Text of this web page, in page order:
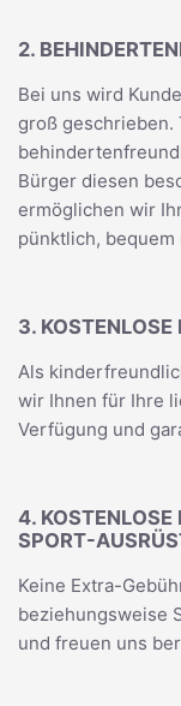
2.
Bei uns wird
groß geschrieben.
Bürger diesen
ermöglichen wir
pünktlich,
3. KOSTENLOSE
Als
wir Ihnen für Ihre
Verfügung und
4. KOSTENLOSE
SPORT-
Keine Extra-
beziehungsweise
und freuen uns